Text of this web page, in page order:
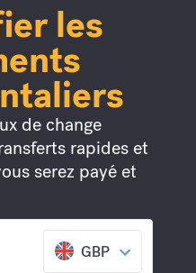
les
de change
rapides et
serez payé et
à votre
GBP